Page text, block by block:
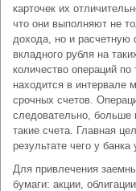
карточек их
что они выполняют не
дохода, но и расчетную
вкладного рубля на
количество операций
находится в интервале
срочных счетов.
следовательно, больше
такие счета. Главная
результате чего у
Для привлечения
бумаги: акции,